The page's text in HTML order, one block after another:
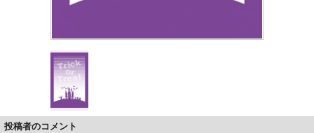
投稿者のコメント